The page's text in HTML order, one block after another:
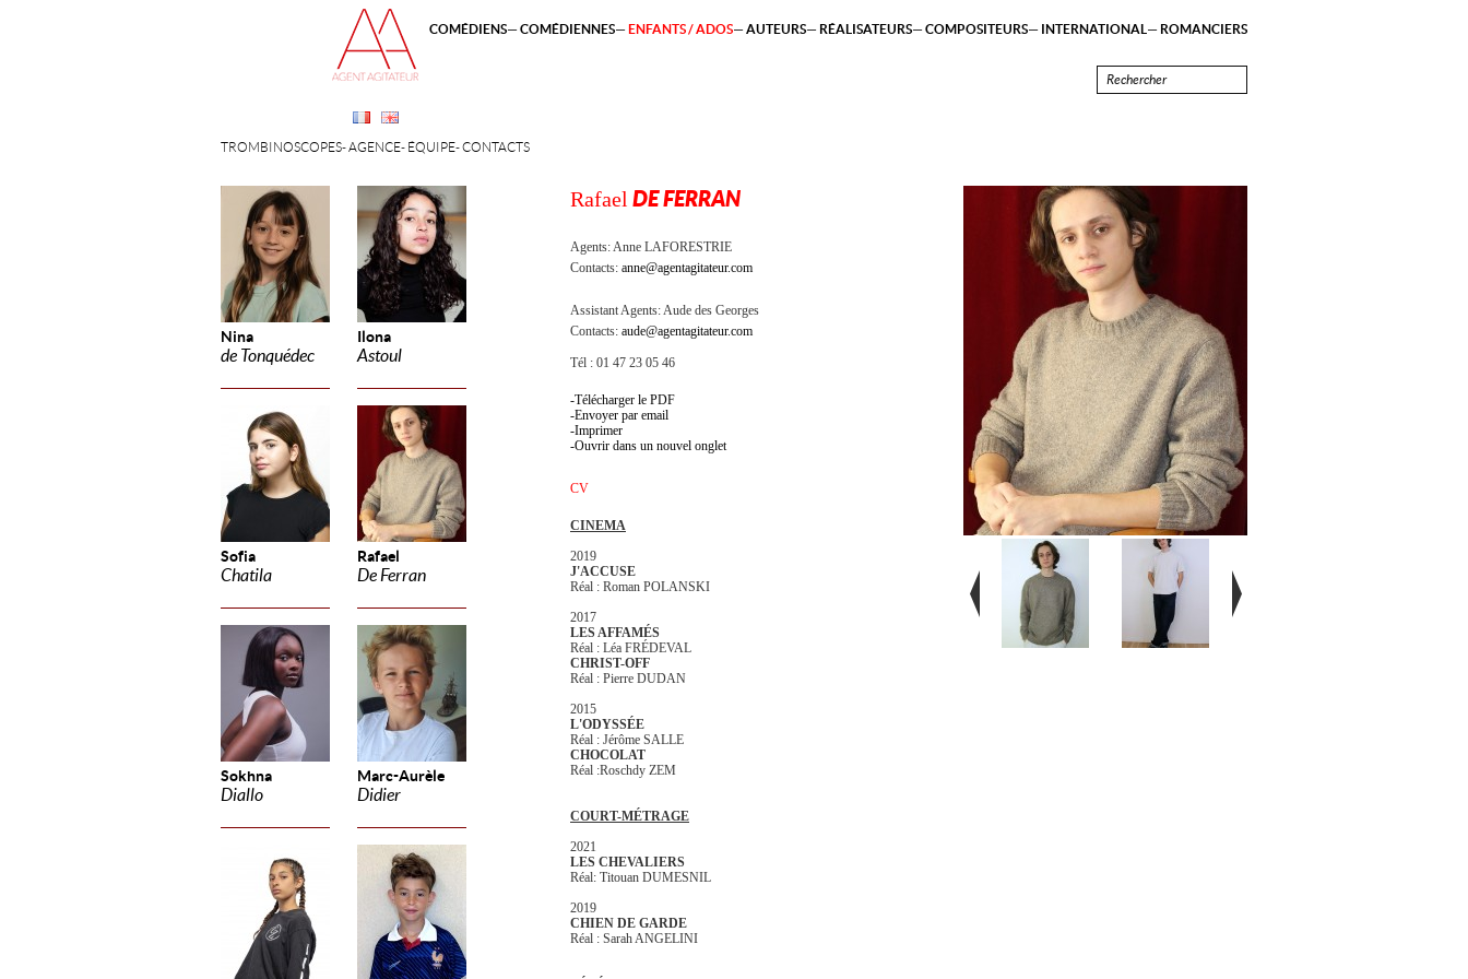
Nina
de Tonquédec
Ilona
Astoul
Sofia
Chatila
Rafael
De Ferran
Sokhna
Diallo
Marc-Aurèle
Didier
TROMBINOSCOPES AGENCE ÉQUIPE CONTACTS
COMÉDIENS COMÉDIENNES ENFANTS / ADOS AUTEURS RÉALISATEURS COMPOSITEURS INTERNATIONAL ROMANCIERS
Rafael DE FERRAN
Agents:Anne LAFORESTRIE
Contacts: anne@agentagitateur.com
Assistant Agents:Aude des Georges
Contacts: aude@agentagitateur.com
Tél : 01 47 23 05 46
Télécharger le PDF
Envoyer par email
Imprimer
Ouvrir dans un nouvel onglet
CV
CINEMA
2019
J'ACCUSE
Réal : Roman POLANSKI
2017
LES AFFAMÉS
Réal : Léa FRÉDEVAL
CHRIST-OFF
Réal : Pierre DUDAN
2015
L'ODYSSÉE
Réal : Jérôme SALLE
CHOCOLAT
Réal :Roschdy ZEM
COURT-MÉTRAGE
2021
LES CHEVALIERS
Réal: Titouan DUMESNIL
2019
CHIEN DE GARDE
Réal : Sarah ANGELINI